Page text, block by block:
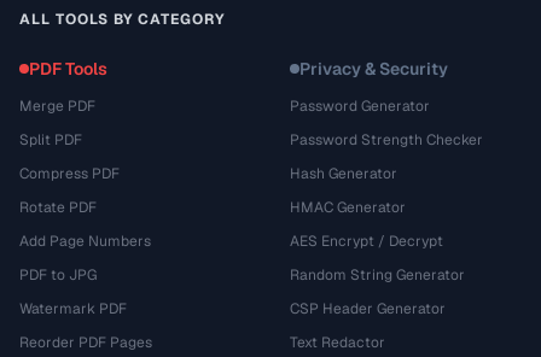
ALL TOOLS BY CATEGORY
PDF Tools
Merge PDF
Split PDF
Compress PDF
Rotate PDF
Add Page Numbers
PDF to JPG
Watermark PDF
Reorder PDF Pages
Privacy & Security
Password Generator
Password Strength Checker
Hash Generator
HMAC Generator
AES Encrypt / Decrypt
Random String Generator
CSP Header Generator
Text Redactor